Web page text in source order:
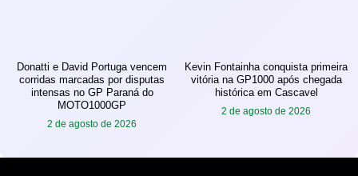
Donatti e David Portuga vencem
corridas marcadas por disputas
intensas no GP Paraná do
MOTO1000GP
2 de agosto de 2026
Kevin Fontainha conquista primeira
vitória na GP1000 após chegada
histórica em Cascavel
2 de agosto de 2026